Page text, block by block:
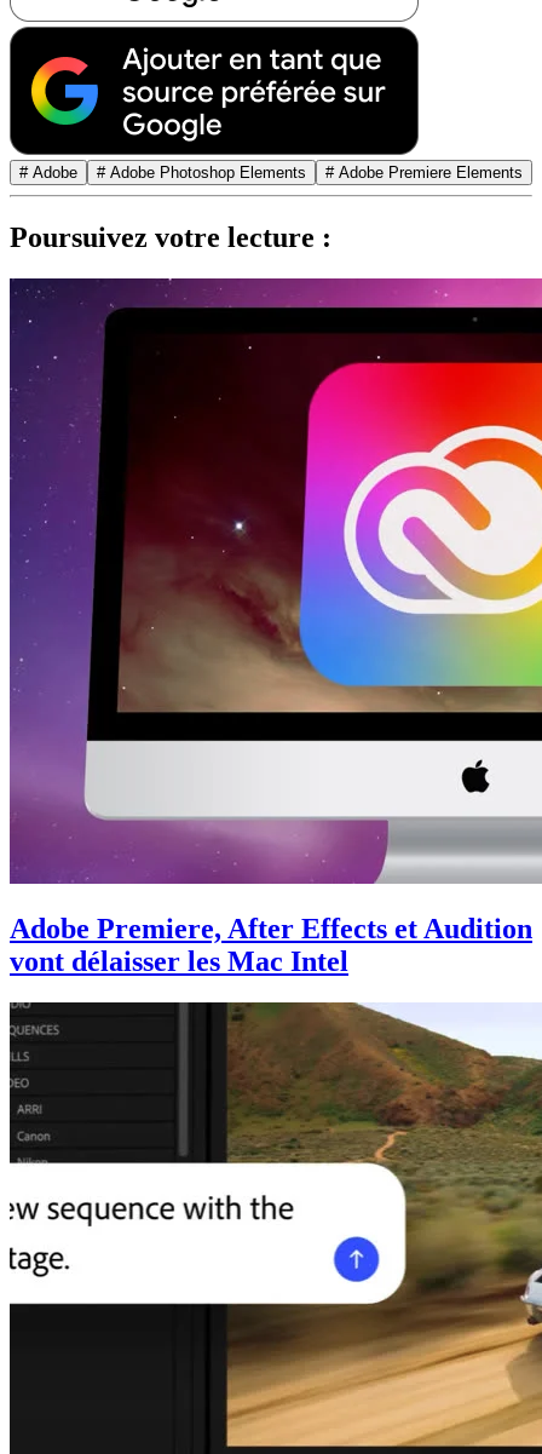
# Adobe # Adobe Photoshop Elements # Adobe Premiere Elements
Poursuivez votre lecture :
Adobe Premiere, After Effects et Audition
vont délaisser les Mac Intel